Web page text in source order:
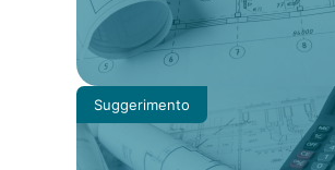
Suggerimento